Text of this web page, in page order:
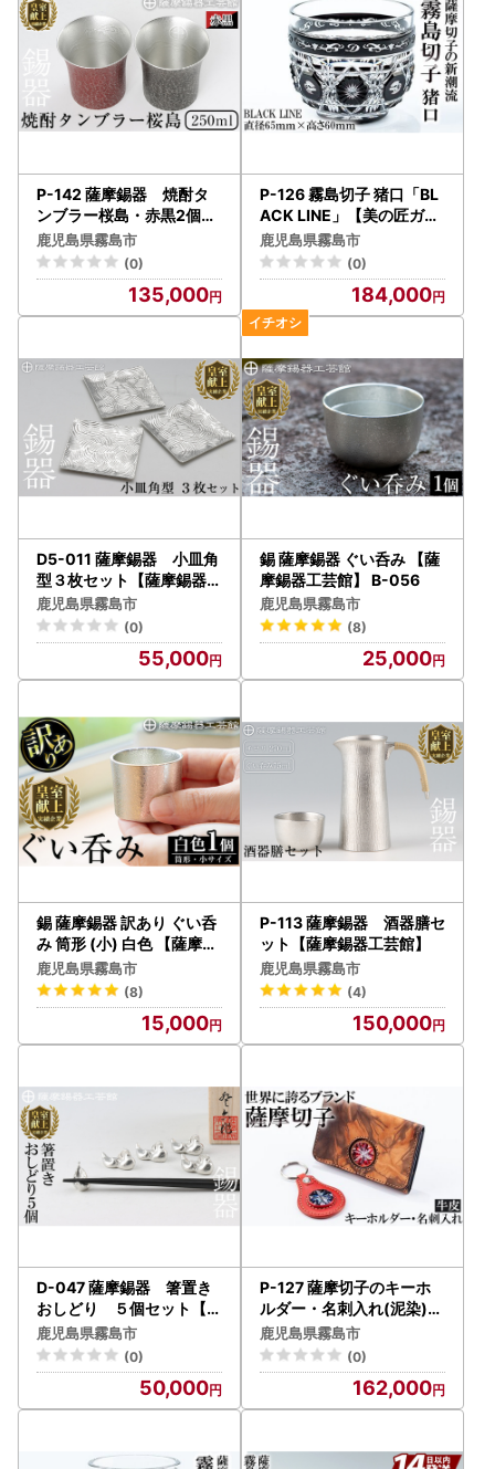
P-142 薩摩錫器 焼酎タ
ンブラー桜島・赤黒2個セ
ット【薩摩錫器工芸館】
鹿児島県霧島市
(0)
135,000
P-126 霧島切子 猪口「BL
ACK LINE」【美の匠ガラ
ス工房弟子丸】霧島市 グ
ラス ガラス ガラス細工 お
ちょこ 食器 酒器
鹿児島県霧島市
(0)
184,000
D5-011 薩摩錫器 小皿角
型３枚セット【薩摩錫器工
芸館】
鹿児島県霧島市
(0)
55,000
錫 薩摩錫器 ぐい呑み 【薩
摩錫器工芸館】 B-056
鹿児島県霧島市
(8)
25,000
錫 薩摩錫器 訳あり ぐい呑
み 筒形 (小) 白色 【薩摩錫
器工芸館】A-202
鹿児島県霧島市
(8)
15,000
P-113 薩摩錫器 酒器膳セ
ット【薩摩錫器工芸館】
鹿児島県霧島市
(4)
150,000
D-047 薩摩錫器 箸置き
おしどり ５個セット【薩
摩錫器工芸館】霧島市 食
器 雑貨 ギフト プレゼント
鹿児島県霧島市
(0)
50,000
P-127 薩摩切子のキーホ
ルダー・名刺入れ(泥染)セ
ット【美の匠ガラス工房弟
子丸】霧島市 名刺入れ キ
ーホルダー ガラス細工 牛
皮 メンズ レディース
鹿児島県霧島市
(0)
162,000